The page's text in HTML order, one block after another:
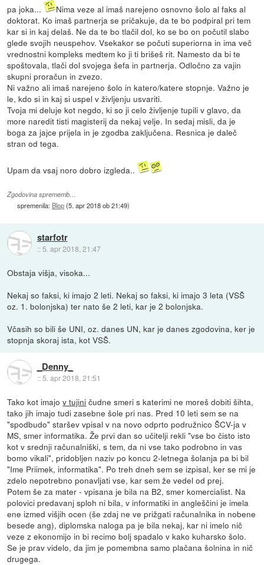
pa joka...
Nima veze al imaš narejeno osnovno šolo al faks al
doktorat. Ko imaš partnerja se pričakuje, da te bo podpiral pri tem
kar si in kaj delaš. Ne da te bo tlačil dol, ko se bo on počutil slabo
glede svojih neuspehov. Vsekakor se počuti superiorna in ima več
vrednostni kompleks medtem ko ji ti brišeš rit. Namesto da bi te
spoštovala, tlači dol svojega šefa in partnerja. Odločno za vajin
skupni proračun in zvezo.
Ni važno ali imaš narejeno šolo in katero/katere stopnje. Važno je
le, kdo si in kaj si uspel v življenju usvariti.
Tvoja mi deluje kot negdo, ki so ji celo življenje tupili v glavo, da
more naredit tisti magisterij da nekaj velje. In sedaj misli, da je
boga za jajce prijela in je zgodba zaključena. Resnica je daleč
stran od tega.
Upam da vsaj noro dobro izgleda..
Zgodovina sprememb…
spremenila: Blop(5. apr 2018 ob 21:49)
starfotr
:: 5. apr 2018, 21:47
Obstaja višja, visoka...
Nekaj so faksi, ki imajo 2 leti. Nekaj so faksi, ki imajo 3 leta (VSŠ
oz. 1. bolonjska) ter nato še 2 leti, kar je 2 bolonjska.
Včasih so bili še UNI, oz. danes UN, kar je danes zgodovina, ker je
stopnja skoraj ista, kot VSŠ.
_Denny_
::5. apr 2018, 21:51
Tako kot imajov tujini čudne smeri s katerimi ne moreš dobiti šihta,
tako jih imajo tudi zasebne šole pri nas. Pred 10 leti sem se na
"spodbudo" staršev vpisal v na novo odprto podružnico ŠCV-ja v
MS, smer informatika. Že prvi dan so učitelji rekli "vse bo čisto isto
kot v srednji računalniški, s tem, da ni vse tako podrobno in vas
bomo vikali", pridobljen naziv po koncu 2-letnega šolanja pa bi bil
"Ime Priimek, informatika". Po treh dneh sem se izpisal, ker se mi je
zdelo nepotrebno ponavljati vse, kar sem že vedel od prej.
Potem še za mater - vpisana je bila na B2, smer komercialist. Na
polovici predavanj sploh ni bila, v informatiki in angleščini je imela
ene izmed višjih ocen (še zdaj ne ve prižgati računalnika in nobene
besede ang), diplomska naloga pa je bila nekaj, kar ni imelo nič
veze z ekonomijo in bi recimo bolj spadalo v kako kuharsko šolo.
Se je prav videlo, da jim je pomembna samo plačana šolnina in nič
drugega.